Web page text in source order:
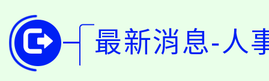
版
公告本校115學年度第
代理(課)教師甄選結果(
「2026金融保險知識
最新消息-人